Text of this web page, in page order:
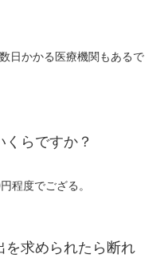
日かかる医療機関もあるで
らですか？
程度でござる。
を求められたら断れ